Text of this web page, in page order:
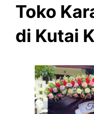
Toko
di Kutai